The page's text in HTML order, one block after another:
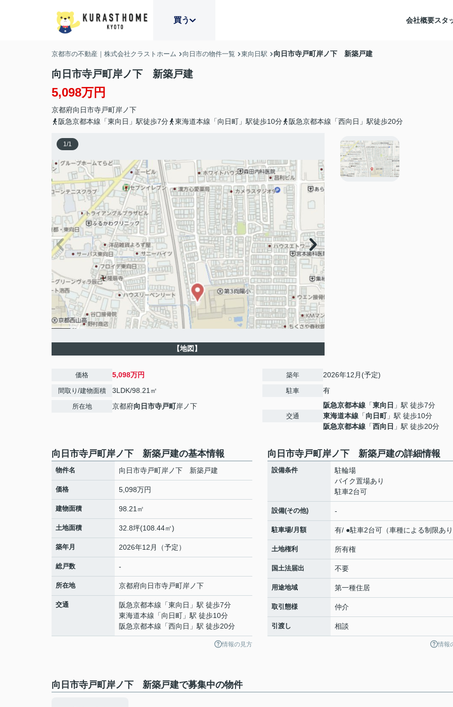
買う 会社概要スタ
京都市の不動産｜株式会社クラストホーム 向日市の物件一覧 東向日駅 向日市寺戸町岸ノ下 新築戸建
向日市寺戸町岸ノ下 新築戸建
5,098万円
京都府向日市寺戸町岸ノ下
阪急京都本線「東向日」駅徒歩7分
東海道本線「向日町」駅徒歩10分 阪急京都本線「西向日」駅徒歩20分
1/1
【地図】
価格 5,098万円
間取り/建物面積 3LDK/98.21㎡
所在地 京都府向日市寺戸町岸ノ下
築年 2026年12月(予定)
駐車 有
交通
阪急京都本線 「東向日 」駅 徒歩7分
東海道本線 「向日町」駅 徒歩10分
阪急京都本線 「西向日 」駅 徒歩20分
向日市寺戸町岸ノ下 新築戸建の基本情報
物件名 向日市寺戸町岸ノ下 新築戸建
価格 5,098万円
建物面積 98.21㎡
土地面積 32.8坪(108.44㎡)
築年月 2026年12月（予定）
総戸数 -
所在地 京都府向日市寺戸町岸ノ下
交通 阪急京都本線 「東向日 」駅 徒歩7分
東海道本線 「向日町 」駅 徒歩10分
阪急京都本線 「西向日 」駅 徒歩20分
情報の見方
向日市寺戸町岸ノ下 新築戸建の詳細情報
設備条件
駐輪場
バイク置場あり
駐車2台可
設備(その他) -
駐車場/月額 有/ ●駐車2台可（車種による制限あ
土地権利 所有権
国土法届出 不要
用途地域 第一種住居
取引態様 仲介
引渡し 相談
情報
向日市寺戸町岸ノ下 新築戸建で募集中の物件